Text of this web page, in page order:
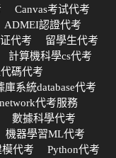
Canvas考试代考
ADMEI認證代考
代考
留學生代考
計算機科學cs代考
碼代考
庫系統database代考
代考服務
數據科學代考
機器學習ML代考
代考
Python代考